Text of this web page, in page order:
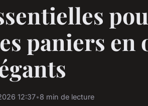
paniers en
12:37•8 min de lecture